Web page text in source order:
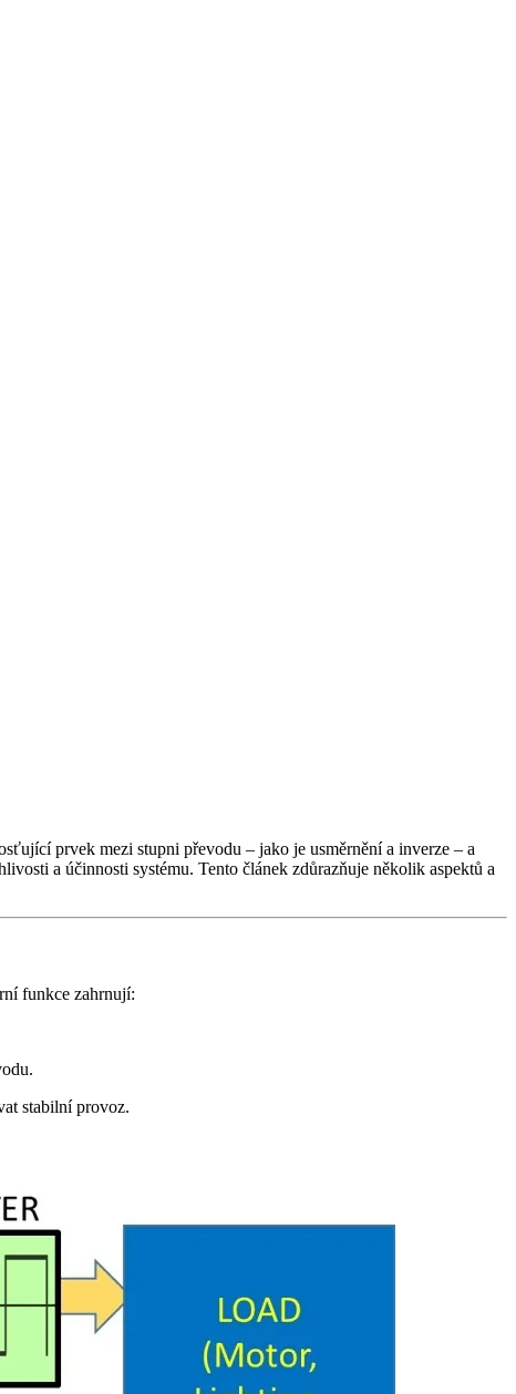
prvek mezi stupni převodu – jako je usměrnění a inverze – a
a účinnosti systému. Tento článek zdůrazňuje několik aspektů a
funkce zahrnují:
stabilní provoz.